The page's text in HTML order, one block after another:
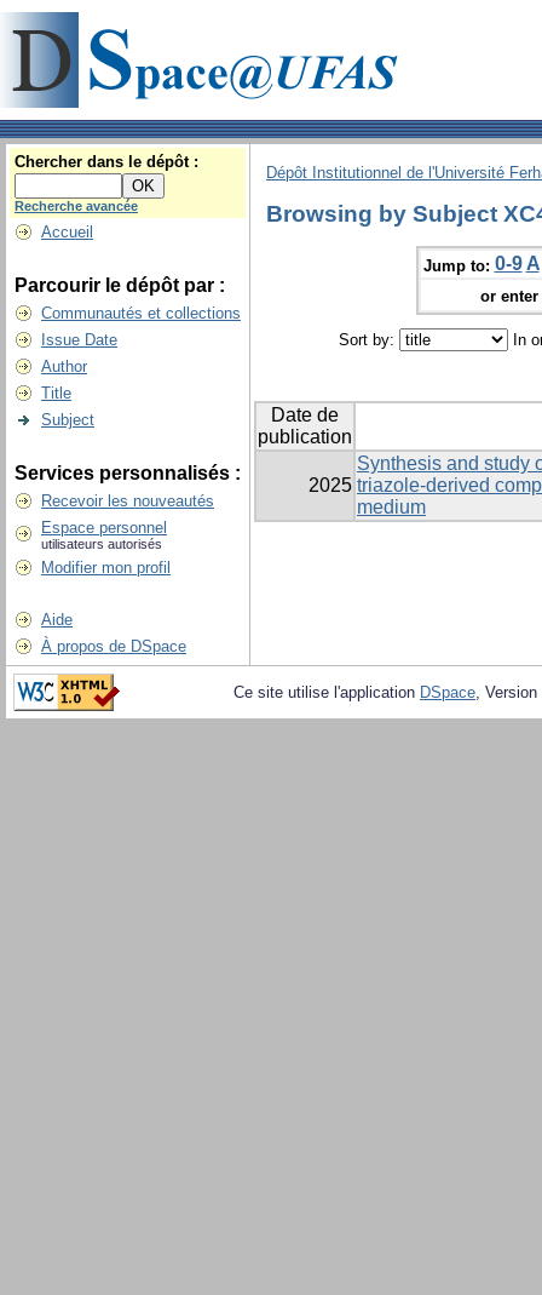
Chercher dans le dépôt :
Recherche avancée
Accueil
Parcourir le dépôt par :
Communautés et collections
Issue Date
Author
Title
Subject
Services personnalisés :
Recevoir les nouveautés
Espace personnel
utilisateurs autorisés
Modifier mon profil
Aide
À propos de DSpace
Dépôt Institutionnel de l'Université
Browsing by Subject
Jump to: 0-9 A
or
Sort by: In
Date de
publication
2025
Synthesis and study
triazole-derived
medium
Ce site utilise l'application DSpace,